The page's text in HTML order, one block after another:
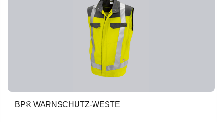
BP® WARNSCHUTZ-WESTE